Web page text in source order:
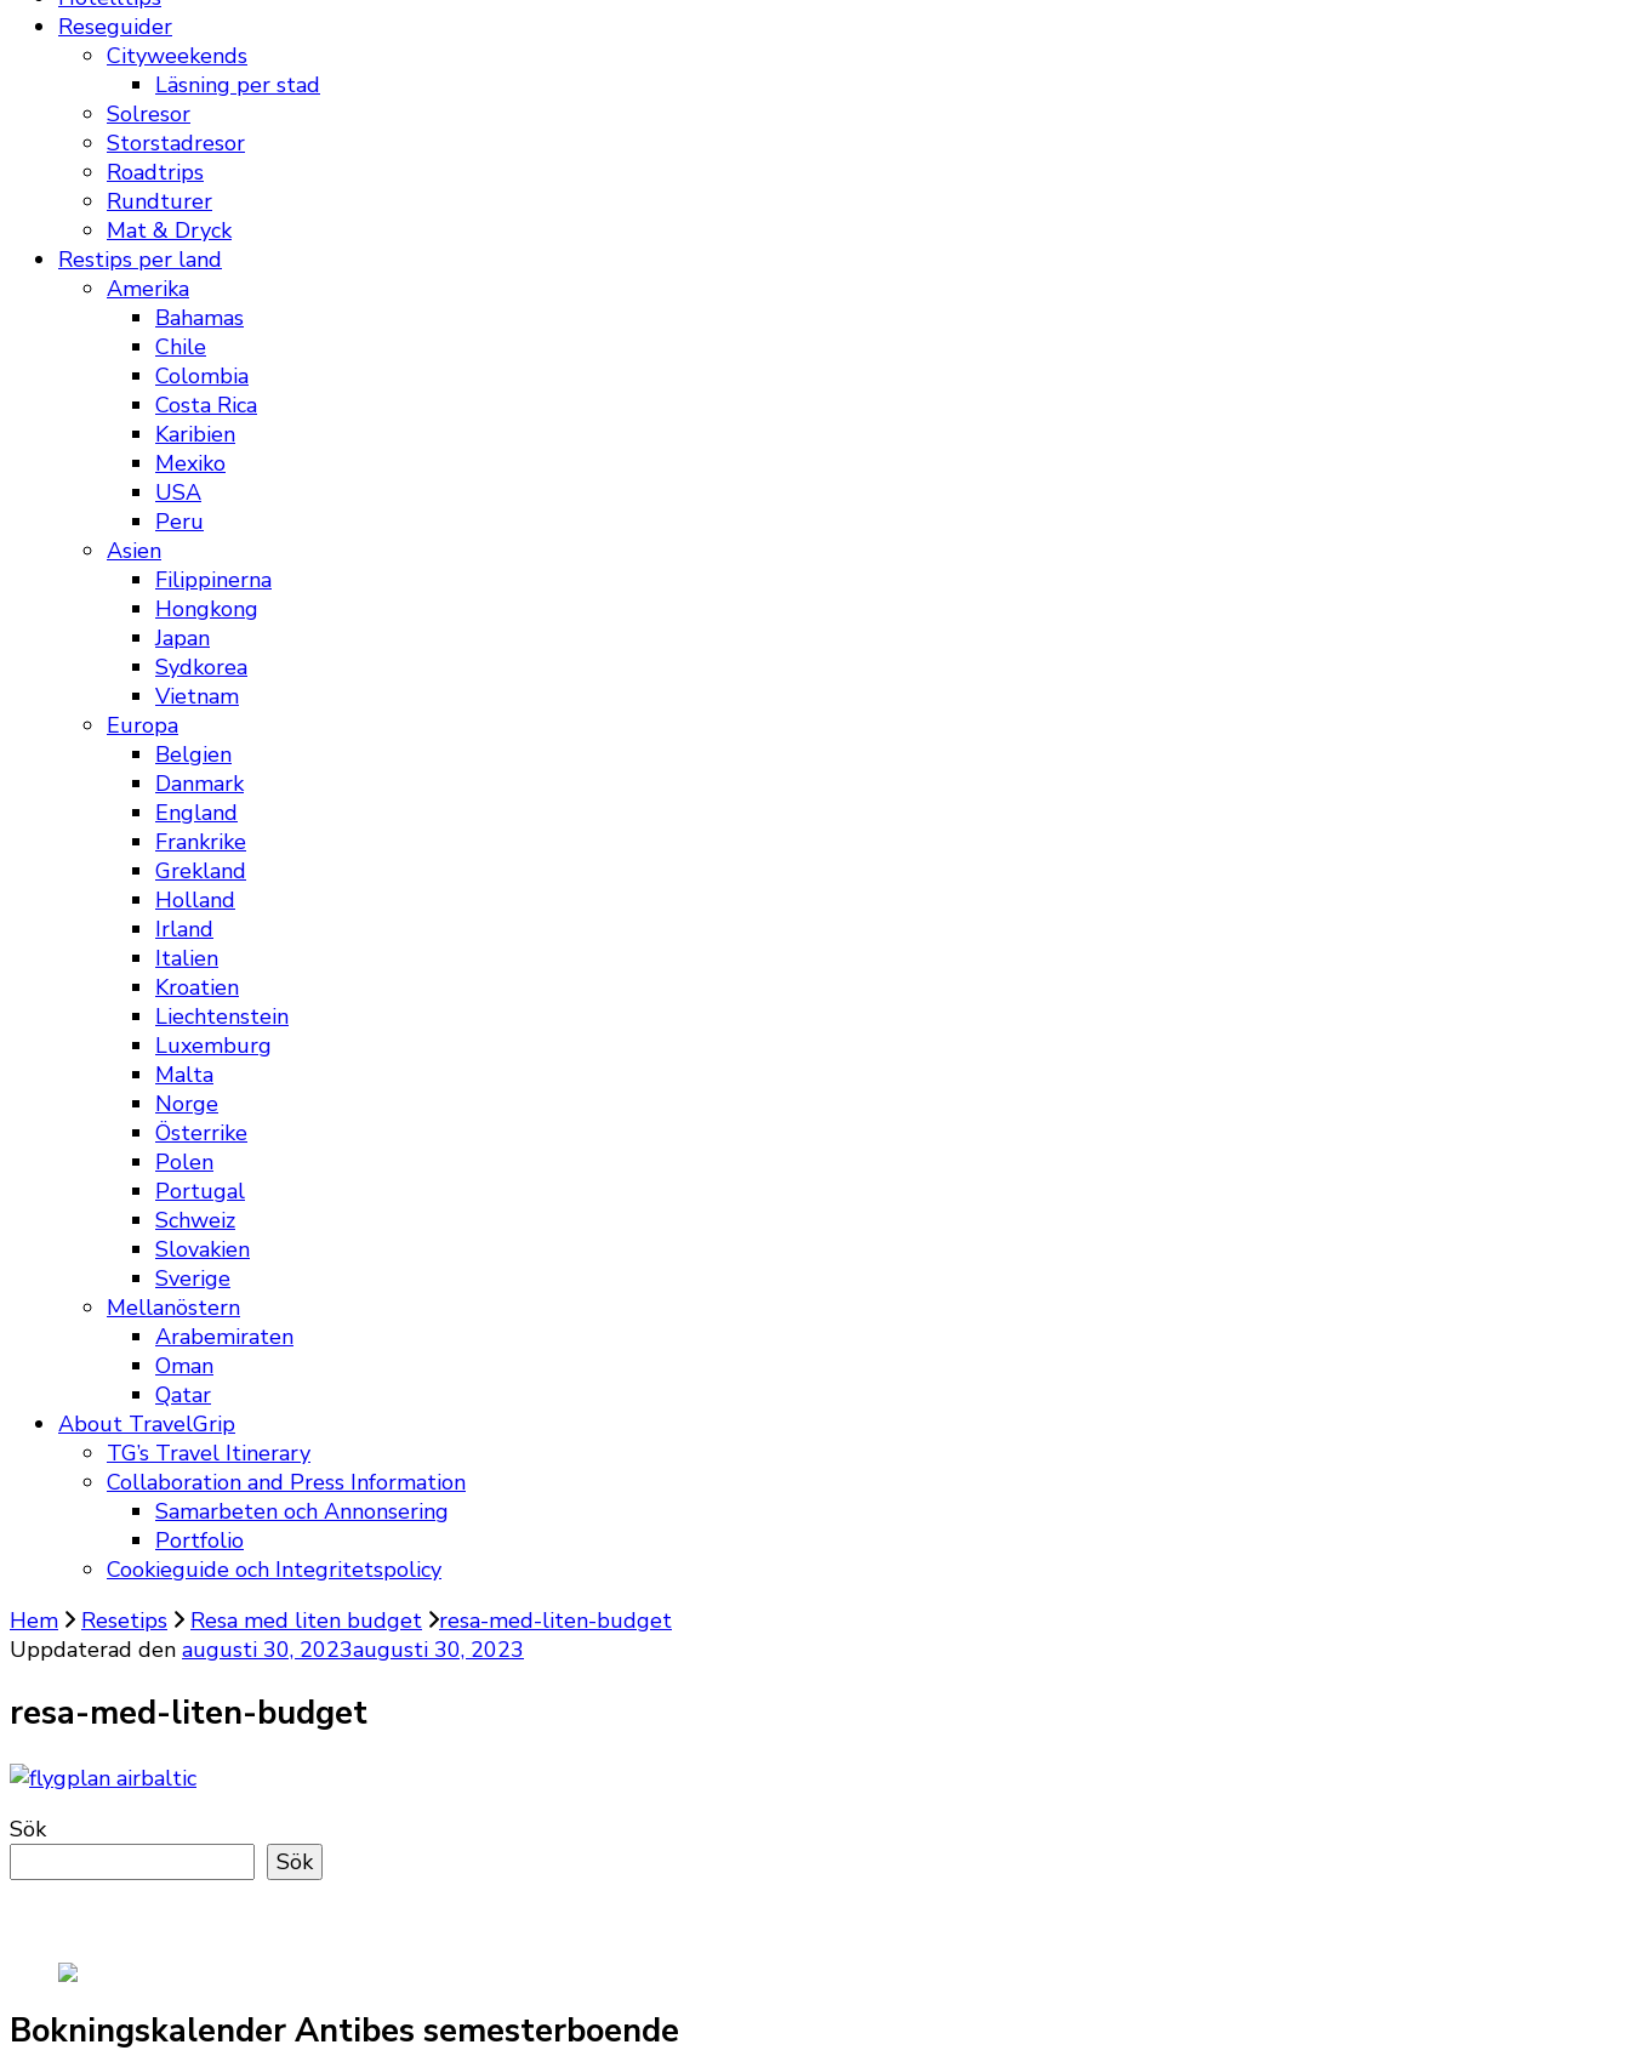
Reseguider
Cityweekends
Läsning per stad
Solresor
Storstadresor
Roadtrips
Rundturer
Mat & Dryck
Restips per land
Amerika
Bahamas
Chile
Colombia
Costa Rica
Karibien
Mexiko
USA
Peru
Asien
Filippinerna
Hongkong
Japan
Sydkorea
Vietnam
Europa
Belgien
Danmark
England
Frankrike
Grekland
Holland
Irland
Italien
Kroatien
Liechtenstein
Luxemburg
Malta
Norge
Österrike
Polen
Portugal
Schweiz
Slovakien
Sverige
Mellanöstern
Arabemiraten
Oman
Qatar
About TravelGrip
TG’s Travel Itinerary
Collaboration and Press Information
Samarbeten och Annonsering
Portfolio
Cookieguide och Integritetspolicy
Hem
Resetips Resa med liten budget
resa-med-liten-budget
Uppdaterad den augusti 30, 2023augusti 30, 2023
resa-med-liten-budget
Sök
Sök
Bokningskalender Antibes semesterboende